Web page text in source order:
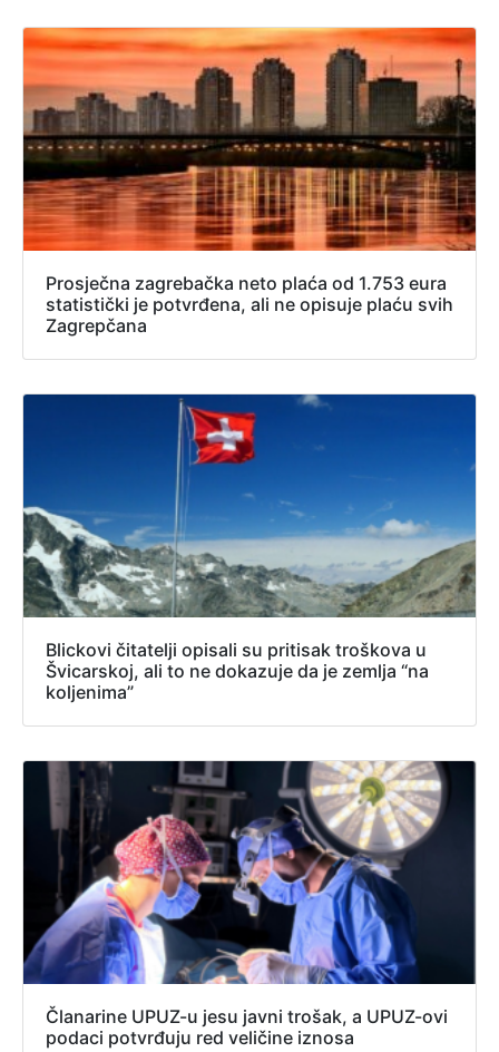
Prosječna zagrebačka neto plaća od 1.753 eura
statistički je potvrđena, ali ne opisuje plaću svih
Zagrepčana
Blickovi čitatelji opisali su pritisak troškova u
Švicarskoj, ali to ne dokazuje da je zemlja “na
koljenima”
Članarine UPUZ-u jesu javni trošak, a UPUZ-ovi
podaci potvrđuju red veličine iznosa